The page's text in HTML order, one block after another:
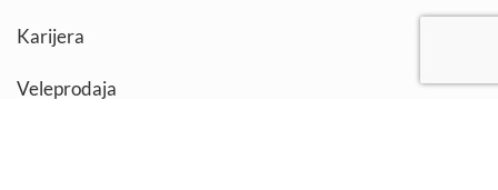
Karijera
Veleprodaja